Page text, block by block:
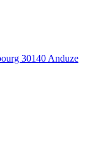
30140 Anduze